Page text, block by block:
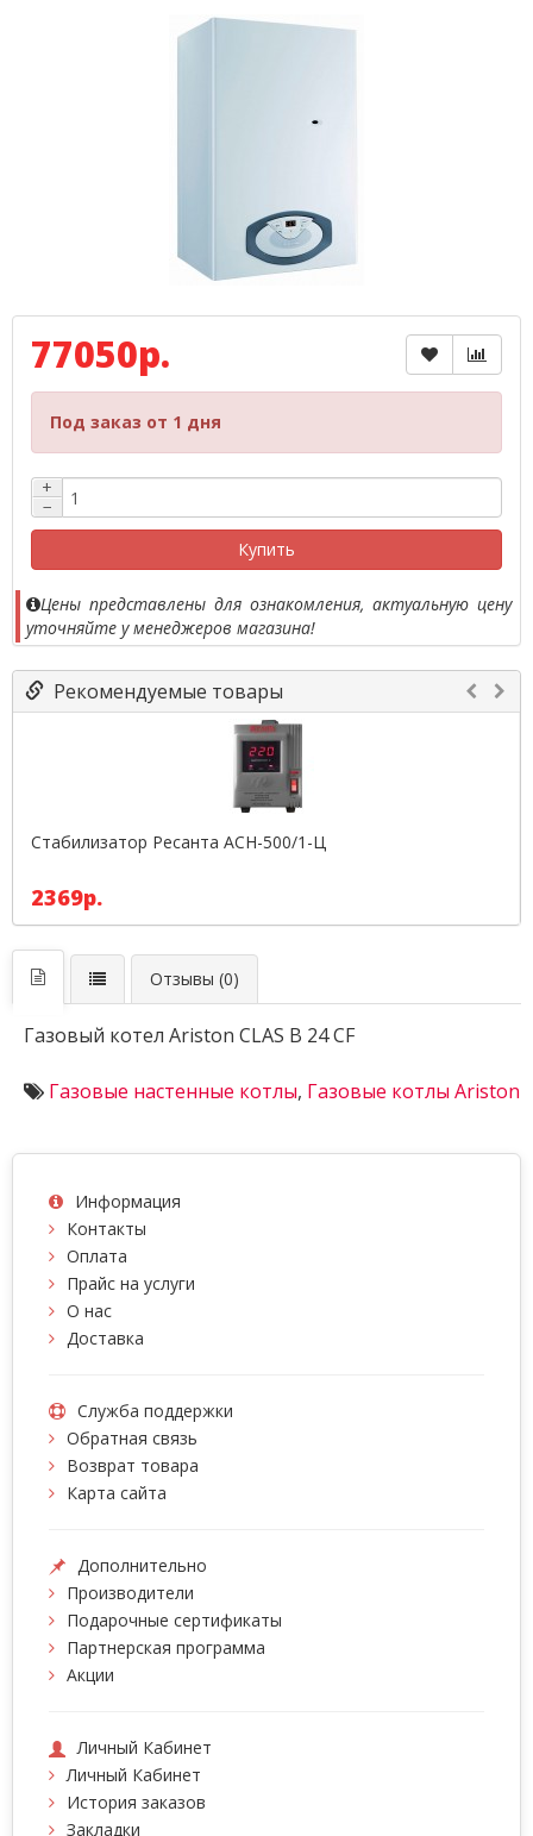
77050р.
Под заказ от 1 дня
+
−
Купить
Цены представлены для ознакомления, актуальную цену
уточняйте у менеджеров магазина!
Рекомендуемые товары
Стабилизатор Ресанта АСН-500/1-Ц
2369р.
Отзывы (0)
Газовый котел Ariston CLAS B 24 CF
Газовые настенные котлы, Газовые котлы Ariston
Информация
Контакты
Оплата
Прайс на услуги
О нас
Доставка
Служба поддержки
Обратная связь
Возврат товара
Карта сайта
Дополнительно
Производители
Подарочные сертификаты
Партнерская программа
Акции
Личный Кабинет
Личный Кабинет
История заказов
Закладки